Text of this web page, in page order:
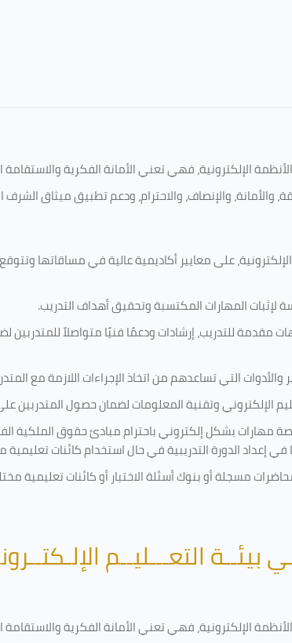
الإلكترونية، فهي تعني الأمانة الفكرية
والإنصاف، والاحترام، ودعم تطبيق ميثاق
على معايير أكاديمية عالية في مساقاتها
لإثبات المهارات المكتسبة وتحقيق أهداف التدريب.
للتدريب، إرشادات ودعمًا فنيًا متواصلاً للمتدربين
التي تساعدهم من اتخاذ الإجراءات اللازمة مع
وتقنية المعلومات لضمان حصول المتدربين
مهارات بشكل إلكتروني باحترام مبادئ حقوق
إعداد الدورة التدريبية في حال استخدام كائنات
مسجلة أو بنوك أسئلة الاختبار أو كائنات
التعـــليــم
الإلكترونية، فهي تعني الأمانة الفكرية